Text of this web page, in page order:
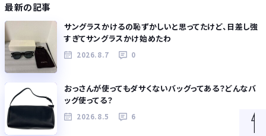
最新の記事
サングラスかけるの恥ずかしいと思ってたけど、日差し強
すぎてサングラスかけ始めたわ
2026.8.7 0
おっさんが使ってもダサくないバッグってある？どんなバ
ッグ使ってる？
2026.8.5 6